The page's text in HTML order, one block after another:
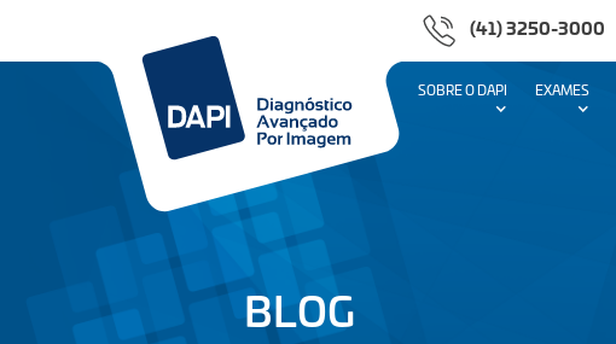
(41) 3250-3000
SOBRE O DAPI EXAMES
BLOG